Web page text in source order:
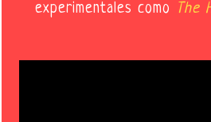
experimentales como The